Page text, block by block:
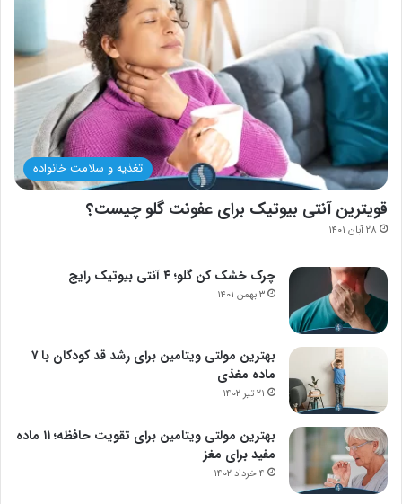
تغذیه و سلامت خانواده
قویترین آنتی بیوتیک برای عفونت گلو چیست؟
۲۸ آبان ۱۴۰۱
چرک خشک کن گلو؛ ۴ آنتی بیوتیک رایج
۳ بهمن ۱۴۰۱
بهترین مولتی ویتامین برای رشد قد کودکان با ۷
ماده مغذی
۲۱ تیر ۱۴۰۲
بهترین مولتی ویتامین برای تقویت حافظه؛ ۱۱ ماده
مفید برای مغز
۴ خرداد ۱۴۰۲